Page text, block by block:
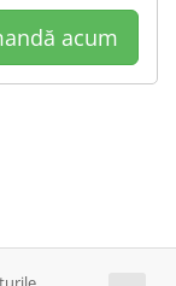
acum